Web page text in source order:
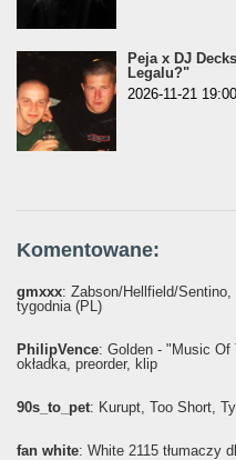
Peja x DJ
Legalu?"
2026-11-21 19:00
Komentowane:
gmxxx: Żabson/Hellfield/
tygodnia (PL)
PhilipVence: Golden - "Music Of
okładka, preorder, klip
90s_to_pet: Kurupt, Too Short,
fan white: White 2115 tłumaczy